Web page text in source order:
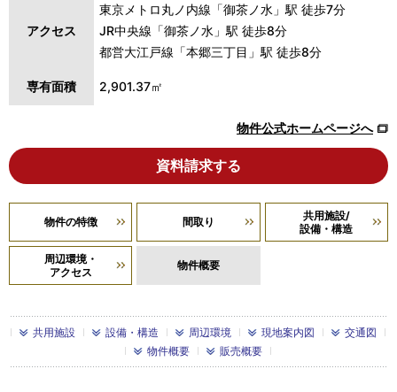
アクセス
東京メトロ丸ノ内線「御茶ノ水」駅 徒歩7分
JR中央線「御茶ノ水」駅 徒歩8分
都営大江戸線「本郷三丁目」駅 徒歩8分
専有面積 2,901.37㎡
物件公式ホームページへ
資料請求する
物件の特徴 間取り
共用施設/
設備・構造
周辺環境・
アクセス
物件概要
共用施設 設備・構造 周辺環境 現地案内図
交通図
物件概要
販売概要